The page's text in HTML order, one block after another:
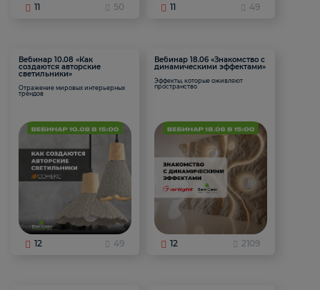
11 50 11 49
Вебинар 10.08 «Как
создаются авторские
светильники»
Отражение мировых интерьерных
трендов
12 49
Вебинар 18.06 «Знакомство с
динамическими эффектами»
Эффекты, которые оживляют
пространство
12 2109